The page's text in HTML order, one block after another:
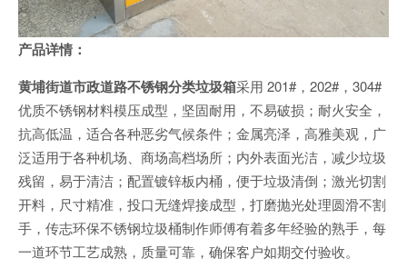
产品详情：
黄埔街道市政道路不锈钢分类垃圾箱采用 201#，202#，304#
优质不锈钢材料模压成型，坚固耐用，不易破损；耐火安全，
抗高低温，适合各种恶劣气候条件；金属亮泽，高雅美观，广
泛适用于各种机场、商场高档场所；内外表面光洁，减少垃圾
残留，易于清洁；配置镀锌板内桶，便于垃圾清倒；激光切割
开料，尺寸精准，投口无缝焊接成型，打磨抛光处理圆滑不割
手，传志环保不锈钢垃圾桶制作师傅有着多年经验的熟手，每
一道环节工艺成熟，质量可靠，确保客户如期交付验收。